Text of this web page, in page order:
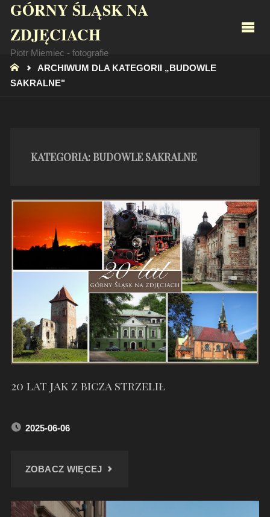
GÓRNY ŚLĄSK NA
ZDJĘCIACH
Piotr Miemiec - fotografie
STRONA
GŁÓWNA
ARCHIWUM DLA KATEGORII „BUDOWLE
SAKRALNE"
KATEGORIA:BUDOWLE SAKRALNE
20 lat jak z bicza strzelił
2025-06-06
ZOBACZ WIĘCEJ"20